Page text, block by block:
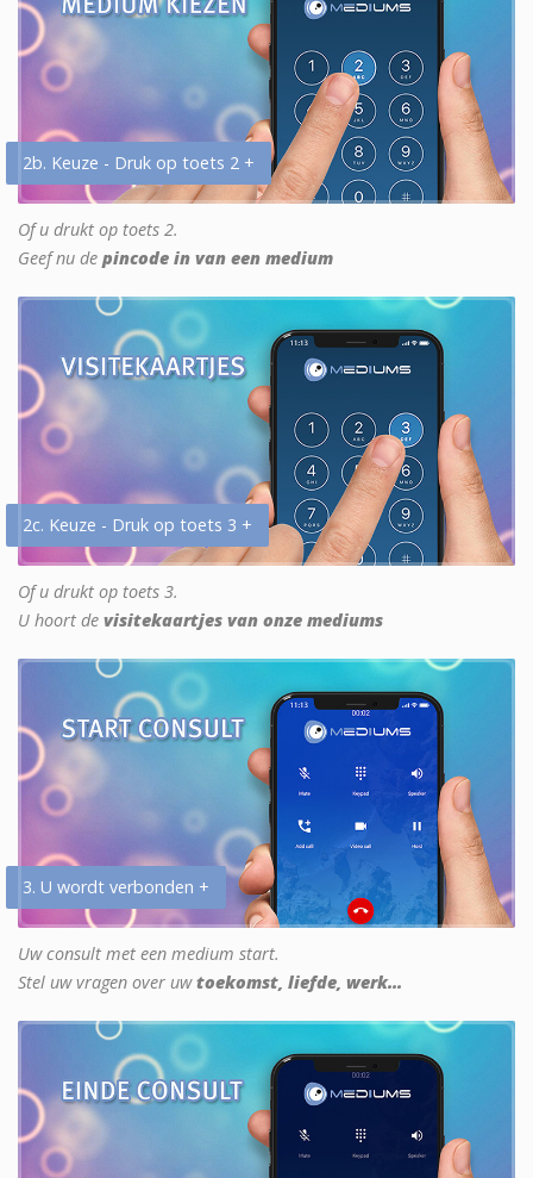
2b. Keuze - Druk op toets 2 +
Of u drukt op toets 2.
Geef nu de pincode in van een medium
2c. Keuze - Druk op toets 3 +
Of u drukt op toets 3.
U hoort de visitekaartjes van onze mediums
3. U wordt verbonden +
Uw consult met een medium start.
Stel uw vragen over uwtoekomst, liefde, werk...